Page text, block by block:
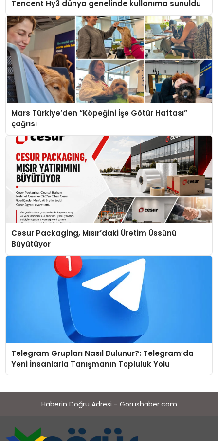
Tencent Hy3 dünya genelinde kullanıma sunuldu
Mars Türkiye’den “Köpeğini İşe Götür Haftası”
çağrısı
Cesur Packaging, Mısır’daki Üretim Üssünü
Büyütüyor
Telegram Grupları Nasıl Bulunur?: Telegram’da
Yeni İnsanlarla Tanışmanın Topluluk Yolu
Haberin Doğru Adresi - Gorushaber.com